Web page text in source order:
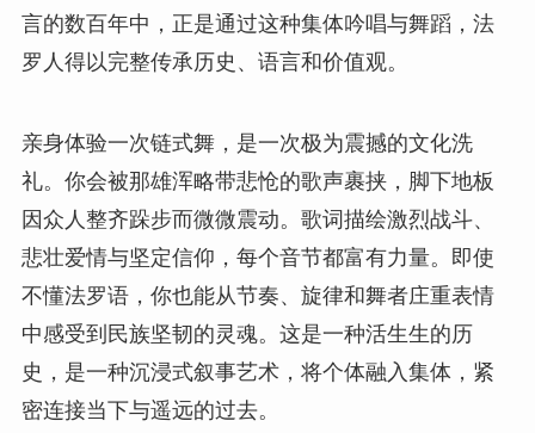
言的数百年中，正是通过这种集体吟唱与舞蹈，法
罗人得以完整传承历史、语言和价值观。
亲身体验一次链式舞，是一次极为震撼的文化洗
礼。你会被那雄浑略带悲怆的歌声裹挟，脚下地板
因众人整齐跺步而微微震动。歌词描绘激烈战斗、
悲壮爱情与坚定信仰，每个音节都富有力量。即使
不懂法罗语，你也能从节奏、旋律和舞者庄重表情
中感受到民族坚韧的灵魂。这是一种活生生的历
史，是一种沉浸式叙事艺术，将个体融入集体，紧
密连接当下与遥远的过去。